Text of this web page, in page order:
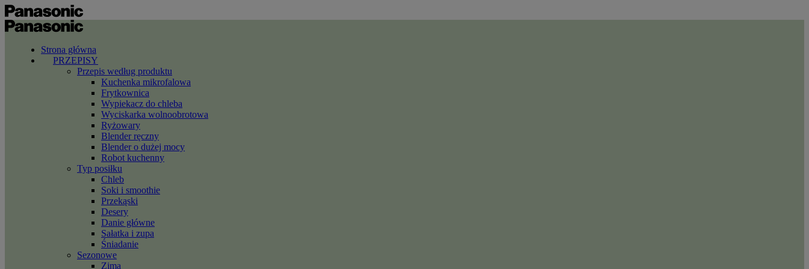
Strona główna
PRZEPISY
Przepis według produktu
Kuchenka mikrofalowa
Frytkownica
Wypiekacz do chleba
Wyciskarka wolnoobrotowa
Ryżowary
Blender ręczny
Blender o dużej mocy
Robot kuchenny
Typ posiłku
Chleb
Soki i smoothie
Przekąski
Desery
Danie główne
Sałatka i zupa
Śniadanie
Sezonowe
Zima